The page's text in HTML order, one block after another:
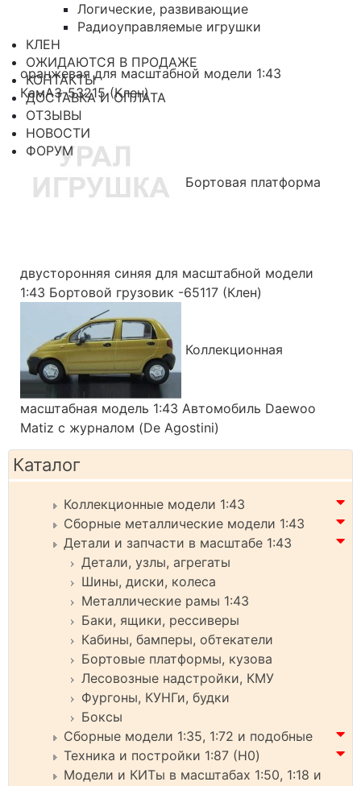
Логические, развивающие
Радиоуправляемые игрушки
КЛЕН
ОЖИДАЮТСЯ В ПРОДАЖЕ
КОНТАКТЫ
ДОСТАВКА И ОПЛАТА
ОТЗЫВЫ
НОВОСТИ
ФОРУМ
оранжевая для масштабной модели 1:43
КамАЗ-53215 (Клен)
Бортовая платформа
двусторонняя синяя для масштабной модели
1:43 Бортовой грузовик -65117 (Клен)
Коллекционная
масштабная модель 1:43 Автомобиль Daewoo
Matiz с журналом (De Agostini)
Каталог
Коллекционные модели 1:43
Сборные металлические модели 1:43
Детали и запчасти в масштабе 1:43
Детали, узлы, агрегаты
Шины, диски, колеса
Металлические рамы 1:43
Баки, ящики, рессиверы
Кабины, бамперы, обтекатели
Бортовые платформы, кузова
Лесовозные надстройки, КМУ
Фургоны, КУНГи, будки
Боксы
Сборные модели 1:35, 1:72 и подобные
Техника и постройки 1:87 (H0)
Модели и КИТы в масштабах 1:50, 1:18 и